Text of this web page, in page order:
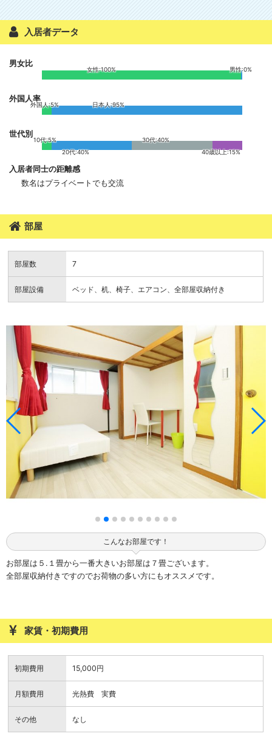
新宿駅まで:約30分、
横浜駅まで:約40分、
町田駅まで:約7分
と都内へのアクセスに便利な町です。
入居者データ
男女比
女性:100% 男性:0%
外国人率
外国人:5% 日本人:95%
世代別
10代:5%
20代:40%
30代:40%
40歳以上:15%
入居者同士の距離感
数名はプライベートでも交流
部屋
部屋数 7
部屋設備 ベッド、机、椅子、エアコン、全部屋収納付き
こんなお部屋です！
お部屋は５.１畳から一番大きいお部屋は７畳ございます。
全部屋収納付きですのでお荷物の多い方にもオススメです。
家賃・初期費用
初期費用 15,000円
月額費用 光熱費 実費
その他 なし